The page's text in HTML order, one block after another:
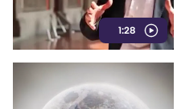
1:28